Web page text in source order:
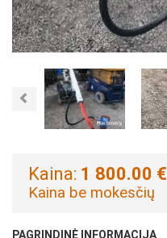
Previous
Kaina: 1 800.00 €
Kaina be mokesčių
PAGRINDINĖ INFORMACIJA